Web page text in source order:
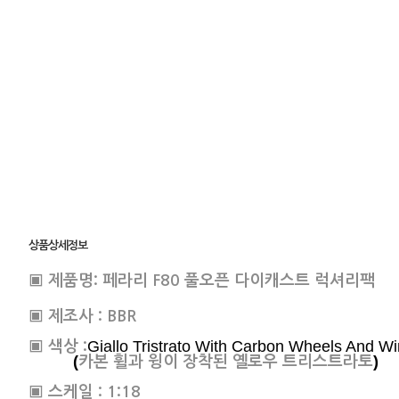
상품상세정보
▣ 제품명: 페라리 F80 풀오픈 다이캐스트 럭셔리팩
▣ 제조사 : BBR
▣ 색상 :Giallo Tristrato With Carbon Wheels And
(카본 휠과 윙이 장착된 옐로우 트리스트라토)
▣ 스케일 : 1:18